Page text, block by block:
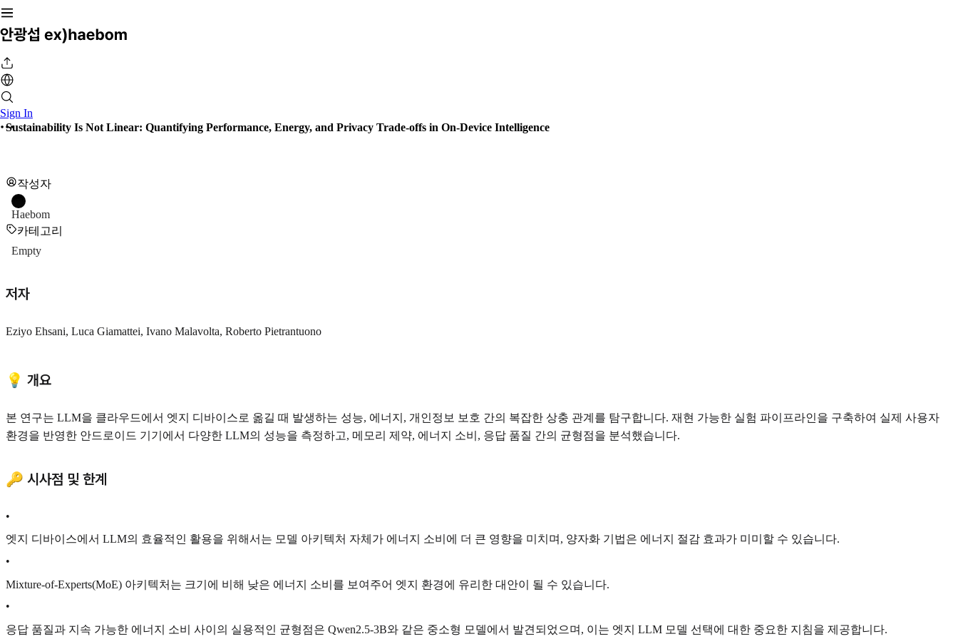
Sign In
Sustainability Is Not Linear: Quantifying Performance, Energy, and Privacy Trade-offs in On-Device Intelligence
작성자
Haebom
카테고리
Empty
저자
Eziyo Ehsani, Luca Giamattei, Ivano Malavolta, Roberto Pietrantuono
💡 개요
본 연구는 LLM을 클라우드에서 엣지 디바이스로 옮길 때 발생하는 성능, 에너지, 개인정보 보호 간의 복잡한 상충 관계를 탐구합니다. 재현 가능한 실험 파이프라인을 구축하여 실제 사용자
환경을 반영한 안드로이드 기기에서 다양한 LLM의 성능을 측정하고, 메모리 제약, 에너지 소비, 응답 품질 간의 균형점을 분석했습니다.
🔑 시사점 및 한계
•
엣지 디바이스에서 LLM의 효율적인 활용을 위해서는 모델 아키텍처 자체가 에너지 소비에 더 큰 영향을 미치며, 양자화 기법은 에너지 절감 효과가 미미할 수 있습니다.
•
Mixture-of-Experts(MoE) 아키텍처는 크기에 비해 낮은 에너지 소비를 보여주어 엣지 환경에 유리한 대안이 될 수 있습니다.
•
응답 품질과 지속 가능한 에너지 소비 사이의 실용적인 균형점은 Qwen2.5-3B와 같은 중소형 모델에서 발견되었으며, 이는 엣지 LLM 모델 선택에 대한 중요한 지침을 제공합니다.